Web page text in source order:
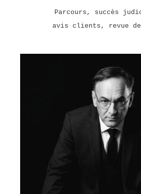
Parcours, succès
avis clients, revue de